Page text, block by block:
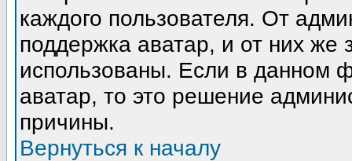
каждого пользователя. От
поддержка аватар, и от них же
использованы. Если в данном
аватар, то это решение
причины.
Вернуться к началу